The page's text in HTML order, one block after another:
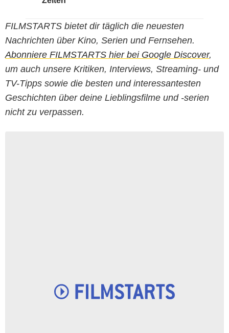
FILMSTARTS bietet dir täglich die neuesten
Nachrichten über Kino, Serien und Fernsehen.
Abonniere FILMSTARTS hier bei Google Discover,
um auch unsere Kritiken, Interviews, Streaming- und
TV-Tipps sowie die besten und interessantesten
Geschichten über deine Lieblingsfilme und -serien
nicht zu verpassen.